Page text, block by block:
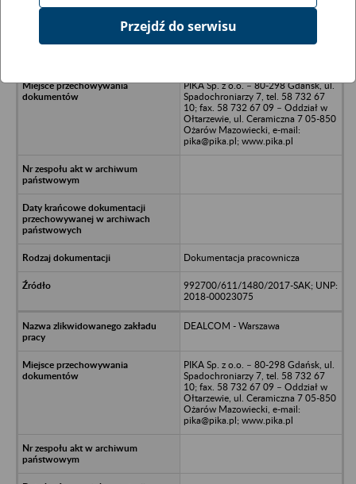
IONA Investment - Warszawa, ul.
PIKA Sp. z o.o. – 80-298 Gdańsk, ul.
Spadochroniarzy 7, tel. 58 732 67
10; fax. 58 732 67 09 – Oddział w
Ołtarzewie, ul. Ceramiczna 7 05-850
Ożarów Mazowiecki, e-mail:
pika@pika.pl; www.pika.pl
Dokumentacja pracownicza
992700/611/1480/2017-SAK; UNP:
2018-00023075
DEALCOM - Warszawa
PIKA Sp. z o.o. – 80-298 Gdańsk, ul.
Spadochroniarzy 7, tel. 58 732 67
10; fax. 58 732 67 09 – Oddział w
Ołtarzewie, ul. Ceramiczna 7 05-850
Ożarów Mazowiecki, e-mail:
pika@pika.pl; www.pika.pl
Przejdź do serwisu